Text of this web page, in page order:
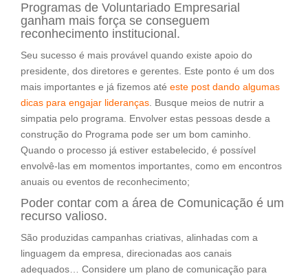
Programas de Voluntariado Empresarial
ganham mais força se conseguem
reconhecimento institucional.
Seu sucesso é mais provável quando existe apoio do
presidente, dos diretores e gerentes. Este ponto é um dos
mais importantes e já fizemos até este post dando algumas
dicas para engajar lideranças . Busque meios de nutrir a
simpatia pelo programa. Envolver estas pessoas desde a
construção do Programa pode ser um bom caminho.
Quando o processo já estiver estabelecido, é possível
envolvê-las em momentos importantes, como em encontros
anuais ou eventos de reconhecimento;
Poder contar com a área de Comunicação é um
recurso valioso.
São produzidas campanhas criativas, alinhadas com a
linguagem da empresa, direcionadas aos canais
adequados… Considere um plano de comunicação para